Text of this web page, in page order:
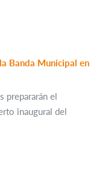
Banda Municipal en
prepararán el
inaugural del